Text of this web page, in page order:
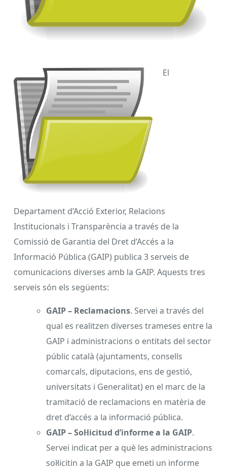
El
Departament d’Acció Exterior, Relacions
Institucionals i Transparència a través de la
Comissió de Garantia del Dret d’Accés a la
Informació Pública (GAIP) publica 3 serveis de
comunicacions diverses amb la GAIP. Aquests tres
serveis són els següents:
GAIP – Reclamacions. Servei a través del
qual es realitzen diverses trameses entre la
GAIP i administracions o entitats del sector
públic català (ajuntaments, consells
comarcals, diputacions, ens de gestió,
universitats i Generalitat) en el marc de la
tramitació de reclamacions en matèria de
dret d’accés a la informació pública.
GAIP – Sol·licitud d’informe a la GAIP.
Servei indicat per a què les administracions
sol·licitin a la GAIP que emeti un informe